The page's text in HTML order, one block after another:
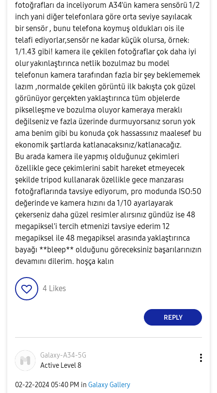
fotoğrafları da inceliyorum A34'ün kamera sensörü 1/2
inch yani diğer telefonlara göre orta seviye sayılacak
bir sensör , bunu telefona koymuş oldukları ois ile
telafi ediyorlar,sensör ne kadar küçük olursa, örnek:
1/1.43 gibi! kamera ile çekilen fotoğraflar çok daha iyi
olur yakınlaştırınca netlik bozulmaz bu model
telefonun kamera tarafından fazla bir şey beklememek
lazım ,normalde çekilen görüntü ilk bakışta çok güzel
görünüyor gerçekten yaklaştırınca tüm objelerde
pikselleşme ve bozulma oluyor kameraya meraklı
değilseniz ve fazla üzerinde durmuyorsanız sorun yok
ama benim gibi bu konuda çok hassassınız maalesef bu
ekonomik şartlarda katlanacaksınız/katlanacağız.
Bu arada kamera ile yapmış olduğunuz çekimleri
özellikle gece çekimlerini sabit hareket etmeyecek
şekilde tripod kullanarak özellikle gece manzarası
fotoğraflarında tavsiye ediyorum, pro modunda ISO:50
değerinde ve kamera hızını da 1/10 ayarlayarak
çekerseniz daha güzel resimler alırsınız gündüz ise 48
megapiksel'i tercih etmenizi tavsiye ederim 12
megapiksel ile 48 megapiksel arasında yaklaştırınca
bayağı **bleep** olduğunu göreceksiniz başarılarınızın
devamını dilerim. hoşça kalın
4 Likes
REPLY
Galaxy-A34-5G
Active Level 8
‎02-22-2024 05:40 PM in Galaxy Gallery